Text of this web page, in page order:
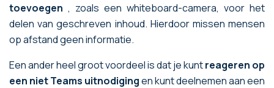
toevoegen , zoals een whiteboard-camera, voor het
delen van geschreven inhoud. Hierdoor missen mensen
op afstand geen informatie.
Een ander heel groot voordeel is dat je kuntreageren op
een niet Teams uitnodigingen kunt deelnemen aan een